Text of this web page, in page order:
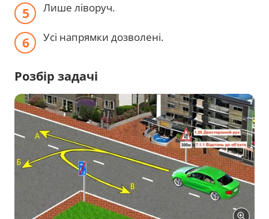
Лише ліворуч.
Усі напрямки дозволені.
Розбір задачі